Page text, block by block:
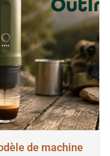
de machine